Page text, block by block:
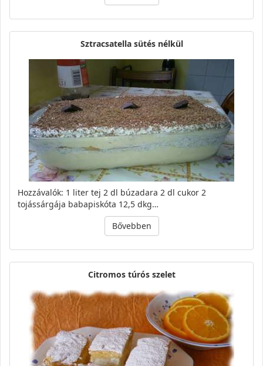
Sztracsatella sütés nélkül
Hozzávalók: 1 liter tej 2 dl búzadara 2 dl cukor 2
tojássárgája babapiskóta 12,5 dkg…
Bővebben
Citromos túrós szelet